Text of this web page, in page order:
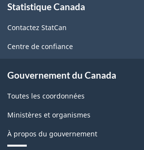
propos
ce
site
Statistique Canada
Contactez StatCan
Centre de confiance
Gouvernement du Canada
Toutes les coordonnées
Ministères et organismes
À propos du gouvernement